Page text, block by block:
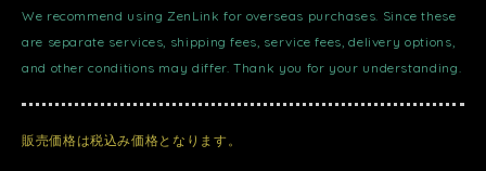
We recommend using ZenLink for overseas purchases. Since these
are separate services, shipping fees, service fees, delivery options,
and other conditions may differ. Thank you for your understanding.
販売価格は税込み価格となります。